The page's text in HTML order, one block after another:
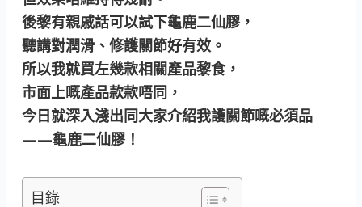
後黎有親戚話可以試下龜鹿二仙膠，
聽講對潤滑、修護關節好有效。
所以我就買左幾款相關產品黎食，
市面上嘅產品款款唔同，
今日就深入淺出同大家介紹我護關節嘅必須品
——龜鹿二仙膠！
目錄